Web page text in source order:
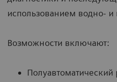
использованием водно- и
Возможности включают: